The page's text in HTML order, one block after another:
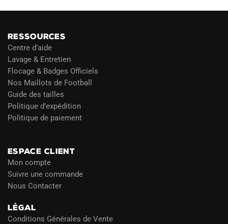
RESSOURCES
Centre d’aide
Lavage & Entretien
Flocage & Badges Officiels
Nos Maillots de Football
Guide des tailles
Politique d’expédition
Politique de paiement
ESPACE CLIENT
Mon compte
Suivre une commande
Nous Contacter
LÉGAL
Conditions Générales de Vente